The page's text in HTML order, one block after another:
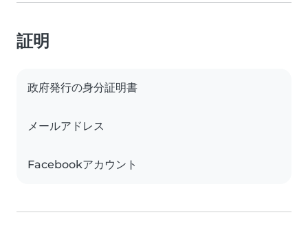
証明
政府発行の身分証明書
メールアドレス
Facebookアカウント